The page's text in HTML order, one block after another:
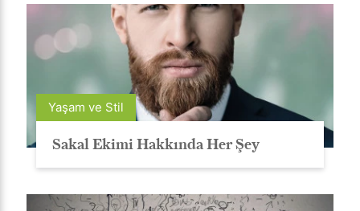
Yaşam ve Stil
Sakal Ekimi Hakkında Her Şey